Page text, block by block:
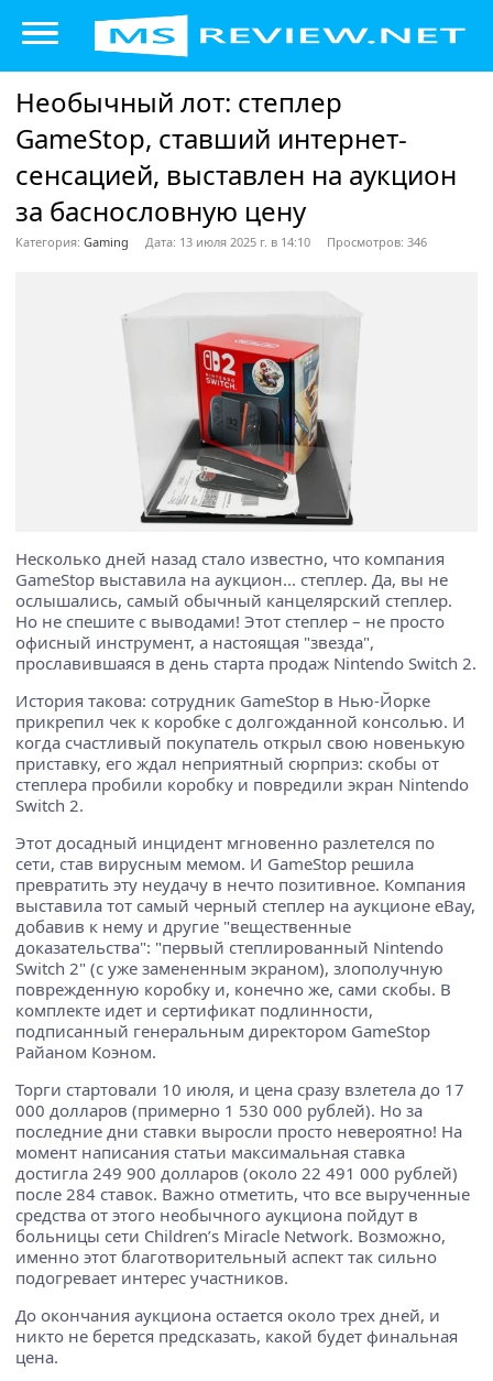
Необычный лот: степлер
GameStop, ставший интернет-
сенсацией, выставлен на аукцион
за баснословную цену
Категория: Gaming Дата: 13 июля 2025 г. в 14:10 Просмотров: 346
Несколько дней назад стало известно, что компания
GameStop выставила на аукцион... степлер. Да, вы не
ослышались, самый обычный канцелярский степлер.
Но не спешите с выводами! Этот степлер – не просто
офисный инструмент, а настоящая "звезда",
прославившаяся в день старта продаж Nintendo Switch 2.
История такова: сотрудник GameStop в Нью-Йорке
прикрепил чек к коробке с долгожданной консолью. И
когда счастливый покупатель открыл свою новенькую
приставку, его ждал неприятный сюрприз: скобы от
степлера пробили коробку и повредили экран Nintendo
Switch 2.
Этот досадный инцидент мгновенно разлетелся по
сети, став вирусным мемом. И GameStop решила
превратить эту неудачу в нечто позитивное. Компания
выставила тот самый черный степлер на аукционе eBay,
добавив к нему и другие "вещественные
доказательства": "первый степлированный Nintendo
Switch 2" (с уже замененным экраном), злополучную
поврежденную коробку и, конечно же, сами скобы. В
комплекте идет и сертификат подлинности,
подписанный генеральным директором GameStop
Райаном Коэном.
Торги стартовали 10 июля, и цена сразу взлетела до 17
000 долларов (примерно 1 530 000 рублей). Но за
последние дни ставки выросли просто невероятно! На
момент написания статьи максимальная ставка
достигла 249 900 долларов (около 22 491 000 рублей)
после 284 ставок. Важно отметить, что все вырученные
средства от этого необычного аукциона пойдут в
больницы сети Children’s Miracle Network. Возможно,
именно этот благотворительный аспект так сильно
подогревает интерес участников.
До окончания аукциона остается около трех дней, и
никто не берется предсказать, какой будет финальная
цена.